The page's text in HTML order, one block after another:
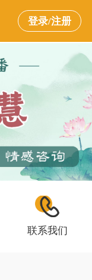
登录/注册
联系我们